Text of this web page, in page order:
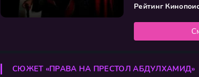
Рейтинг
СЮЖЕТ «ПРАВА НА ПРЕСТОЛ АБДУЛХАМИД»